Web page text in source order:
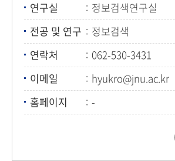
연구실
정보검색연구실
전공 및 연구
정보검색
연락처
062-530-3431
이메일
hyukro@jnu.ac.kr
홈페이지
-